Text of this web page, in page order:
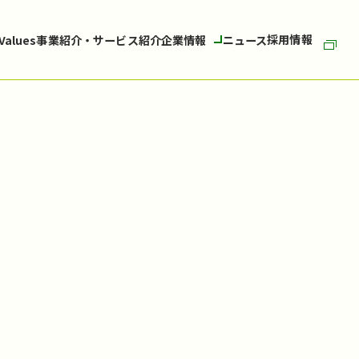
事業紹介・サービス紹介企業情報 ニュース採用情報